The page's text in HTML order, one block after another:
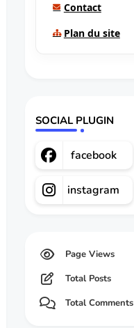
Contact
Plan du site
SOCIAL PLUGIN
facebook
instagram
Total Posts
Total Comments